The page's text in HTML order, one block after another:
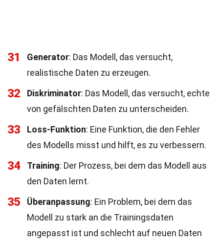
31 Generator: Das Modell, das versucht,
realistische Daten zu erzeugen.
32 Diskriminator: Das Modell, das versucht, echte
von gefälschten Daten zu unterscheiden.
33 Loss-Funktion: Eine Funktion, die den Fehler
des Modells misst und hilft, es zu verbessern.
34 Training: Der Prozess, bei dem das Modell aus
den Daten lernt.
35 Überanpassung: Ein Problem, bei dem das
Modell zu stark an die Trainingsdaten
angepasst ist und schlecht auf neuen Daten